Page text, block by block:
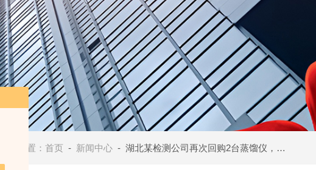
当前位置：首页 - 新闻中心 - 湖北某检测公司再次回购2台蒸馏仪，用实力赢得认可